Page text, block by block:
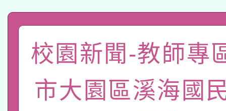
礎課程
A3數位素養講師名單
「數位內容與教學軟體
pilot」
薪期間赴陸應申請許可
轉知經濟部水利署委託
校園新聞-教師專
市大園區溪海國